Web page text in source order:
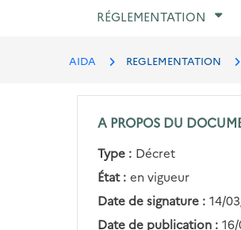
RÉGLEMENTATION
AIDA REGLEMENTATION
A PROPOS DU
Type : Décret
État : en vigueur
Date de signature : 14/
Date de publication :